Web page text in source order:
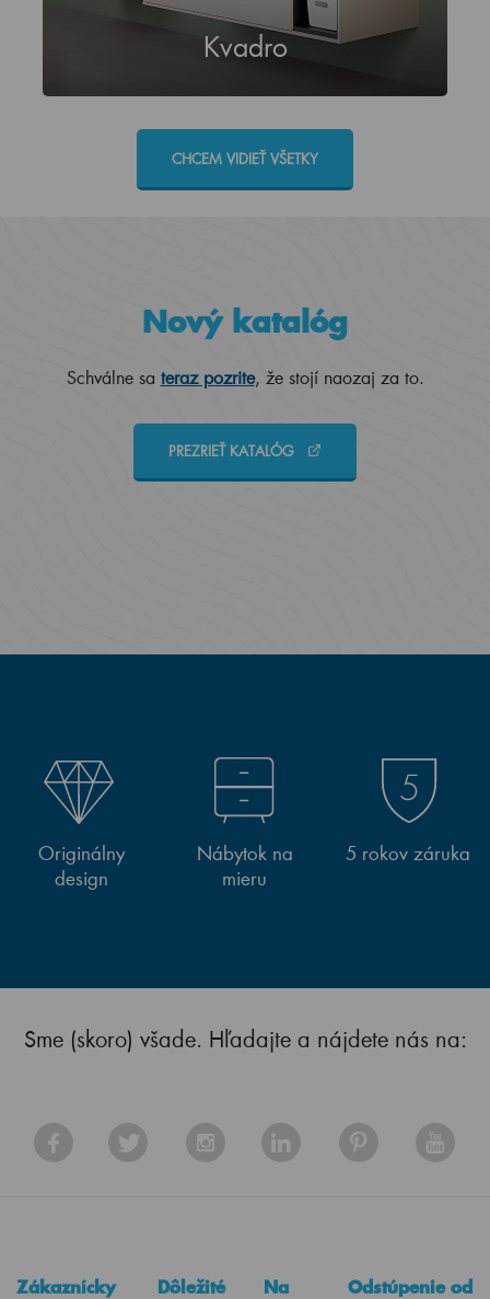
Kvadro
CHCEM VIDIEŤ VŠETKY
Nový katalóg
Schválne sa teraz pozrite, že stojí naozaj za to.
PREZRIEŤ KATALÓG
Originálny
design
Nábytok na
mieru
5 rokov záruka
Sme (skoro) všade. Hľadajte a nájdete nás na:
Zákaznícky
Dôležité
Na
Odstúpenie od